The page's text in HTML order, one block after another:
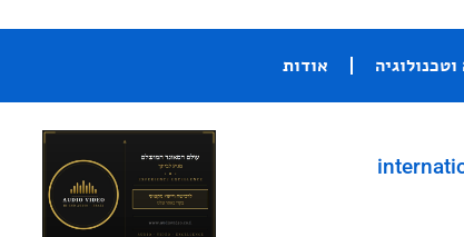
אודות